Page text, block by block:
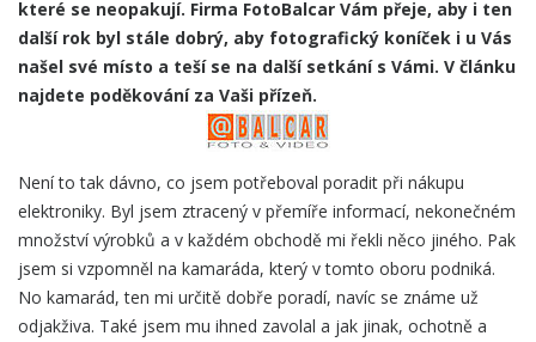
které se neopakují. Firma FotoBalcar Vám přeje, aby i ten
další rok byl stále dobrý, aby fotografický koníček i u Vás
našel své místo a teší se na další setkání s Vámi. V článku
najdete poděkování za Vaši přízeň.
Není to tak dávno, co jsem potřeboval poradit při nákupu
elektroniky. Byl jsem ztracený v přemíře informací, nekonečném
množství výrobků a v každém obchodě mi řekli něco jiného. Pak
jsem si vzpomněl na kamaráda, který v tomto oboru podniká.
No kamarád, ten mi určitě dobře poradí, navíc se známe už
odjakživa. Také jsem mu ihned zavolal a jak jinak, ochotně a